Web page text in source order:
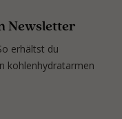
Newsletter
erhältst du
kohlenhydratarmen